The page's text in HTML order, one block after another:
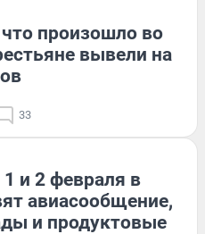
произошло во
вывели на
33
и 2 февраля в
авиасообщение,
и продуктовые